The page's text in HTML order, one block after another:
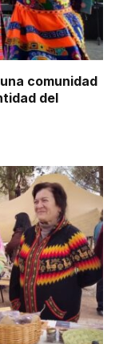
comunidad
del